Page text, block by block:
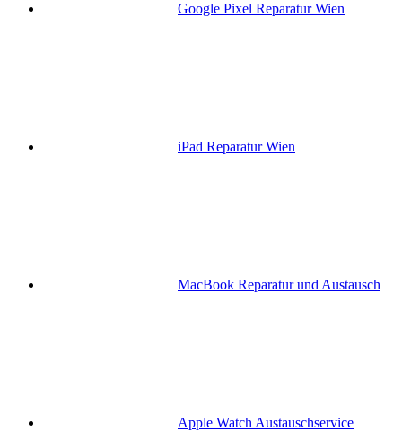
Google Pixel Reparatur Wien
iPad Reparatur Wien
MacBook Reparatur und Austausch
Apple Watch Austauschservice